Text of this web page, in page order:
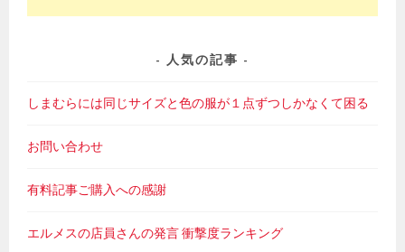
人気の記事
しまむらには同じサイズと色の服が１点ずつしかなくて困る
お問い合わせ
有料記事ご購入への感謝
エルメスの店員さんの発言 衝撃度ランキング